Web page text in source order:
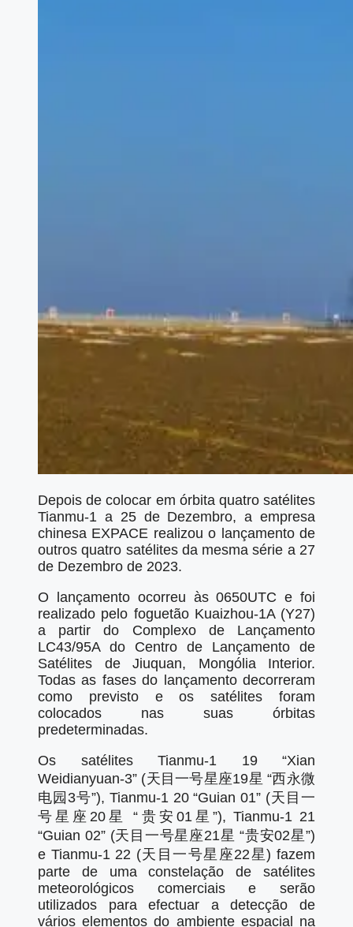
Depois de colocar em órbita quatro satélites
Tianmu-1 a 25 de Dezembro, a empresa
chinesa EXPACE realizou o lançamento de
outros quatro satélites da mesma série a 27
de Dezembro de 2023.
O lançamento ocorreu às 0650UTC e foi
realizado pelo foguetão Kuaizhou-1A (Y27)
a partir do Complexo de Lançamento
LC43/95A do Centro de Lançamento de
Satélites de Jiuquan, Mongólia Interior.
Todas as fases do lançamento decorreram
como previsto e os satélites foram
colocados nas suas órbitas
predeterminadas.
Os satélites Tianmu-1 19 “Xian
Weidianyuan-3” (天目一号星座19星 “西永微
电园3号”), Tianmu-1 20 “Guian 01” (天目一
号星座20星 “贵安01星”), Tianmu-1 21
“Guian 02” (天目一号星座21星 “贵安02星”)
e Tianmu-1 22 (天目一号星座22星) fazem
parte de uma constelação de satélites
meteorológicos comerciais e serão
utilizados para efectuar a detecção de
vários elementos do ambiente espacial na